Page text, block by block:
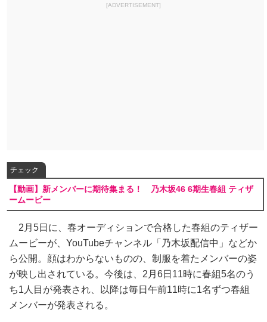
[ADVERTISEMENT]
チェック
【動画】新メンバーに期待集まる！ 乃木坂46 6期生春組 ティザ
ームービー
2月5日に、春オーディションで合格した春組のティザー
ムービーが、YouTubeチャンネル「乃木坂配信中」などか
ら公開。顔はわからないものの、制服を着たメンバーの姿
が映し出されている。今後は、2月6日11時に春組5名のう
ち1人目が発表され、以降は毎日午前11時に1名ずつ春組
メンバーが発表される。